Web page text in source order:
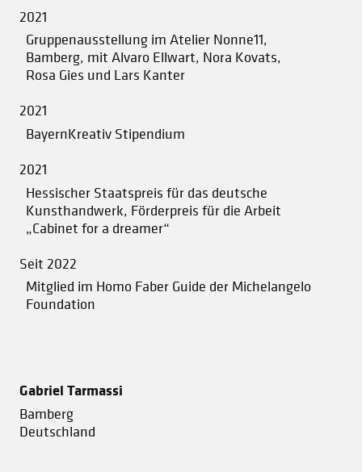
2021
Gruppenausstellung im Atelier Nonne11,
Bamberg, mit Alvaro Ellwart, Nora Kovats,
Rosa Gies und Lars Kanter
2021
BayernKreativ Stipendium
2021
Hessischer Staatspreis für das deutsche
Kunsthandwerk, Förderpreis für die Arbeit
„Cabinet for a dreamer“
Seit 2022
Mitglied im Homo Faber Guide der Michelangelo
Foundation
Gabriel Tarmassi
Bamberg
Deutschland